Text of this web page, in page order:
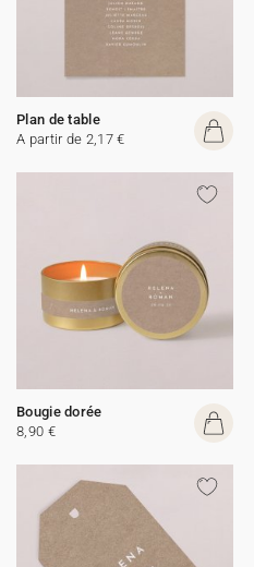
Plan de table
A partir de 2,17 €
Bougie dorée
8,90 €